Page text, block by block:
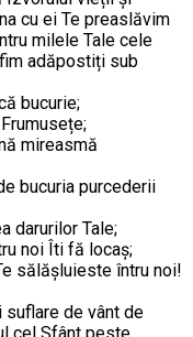
cu ei Te preaslăvim
milele Tale cele
adăpostiți sub
bucurie;
mireasmă
bucuria purcederii
darurilor Tale;
noi Îti fă locaș;
sălășluieste întru noi!
suflare de vânt de